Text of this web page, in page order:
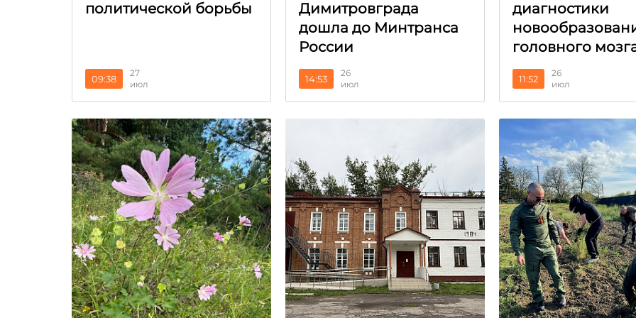
политической борьбы
09:38
27
июл
Димитровграда
дошла до Минтранса
России
14:53
26
июл
диагностики
головного
11:52
26
июл